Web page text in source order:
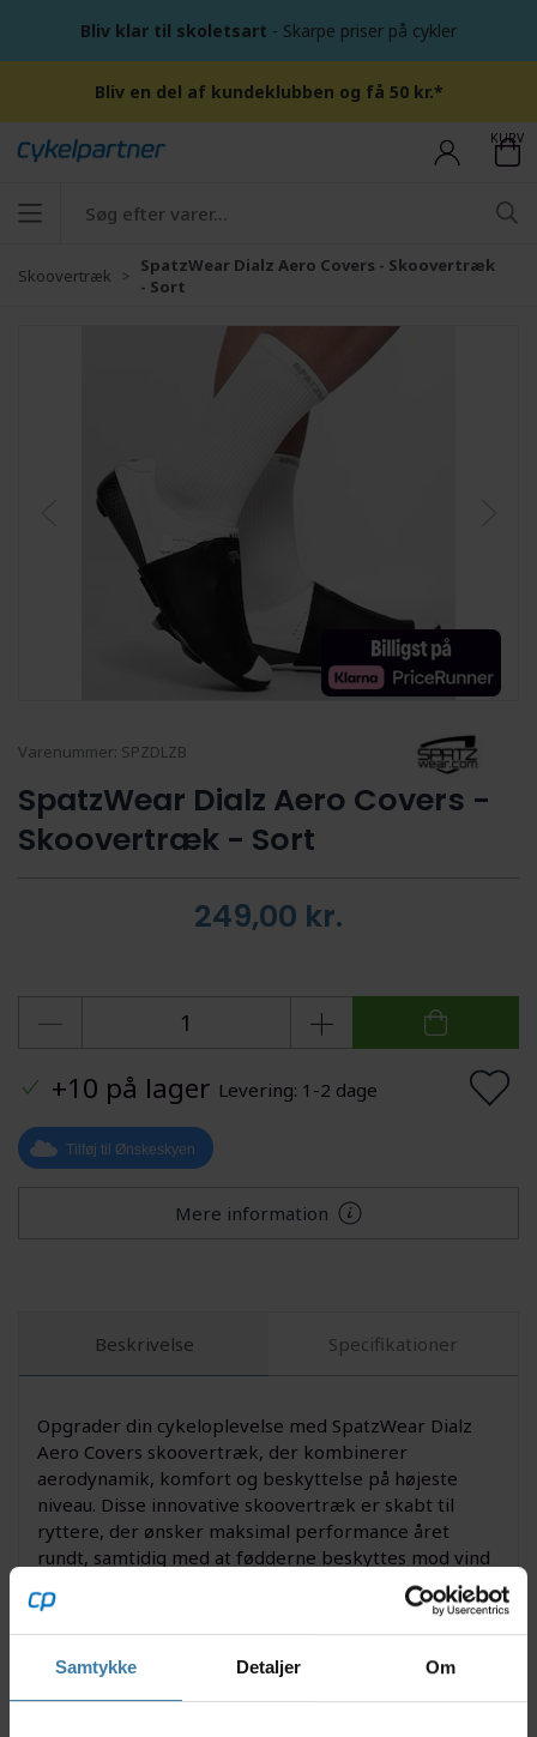
Samtykke Detaljer Om
Bliv klar til skoletsart - Skarpe priser på cykler
Bliv en del af kundeklubben og få 50 kr.*
KURV
Skoovertræk
SpatzWear Dialz Aero Covers - Skoovertræk
- Sort
Varenummer: SPZDLZB
SpatzWear Dialz Aero Covers -
Skoovertræk - Sort
249,00 kr.
+10 på lager Levering: 1-2 dage
Tilføj til Ønskeskyen
Mere information
Beskrivelse Specifikationer
Opgrader din cykeloplevelse med SpatzWear Dialz
Aero Covers skoovertræk, der kombinerer
aerodynamik, komfort og beskyttelse på højeste
niveau. Disse innovative skoovertræk er skabt til
ryttere, der ønsker maksimal performance året
rundt, samtidig med at fødderne beskyttes mod vind
og vejr. Med optimeret pasform og slidstærkt
materiale er de din trofaste makker på både våde og
kolde dage.
Nyttige facts